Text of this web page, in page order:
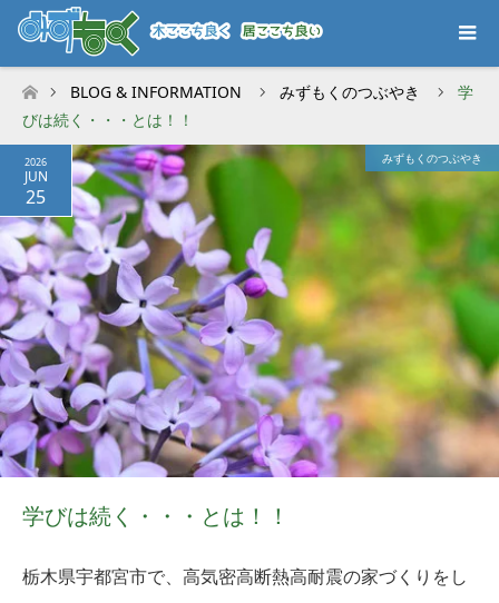
ホーム
BLOG & INFORMATION みずもくのつぶやき
学
びは続く・・・とは！！
2026
JUN
25
みずもくのつぶやき
学びは続く・・・とは！！
栃木県宇都宮市で、高気密高断熱高耐震の家づくりをし